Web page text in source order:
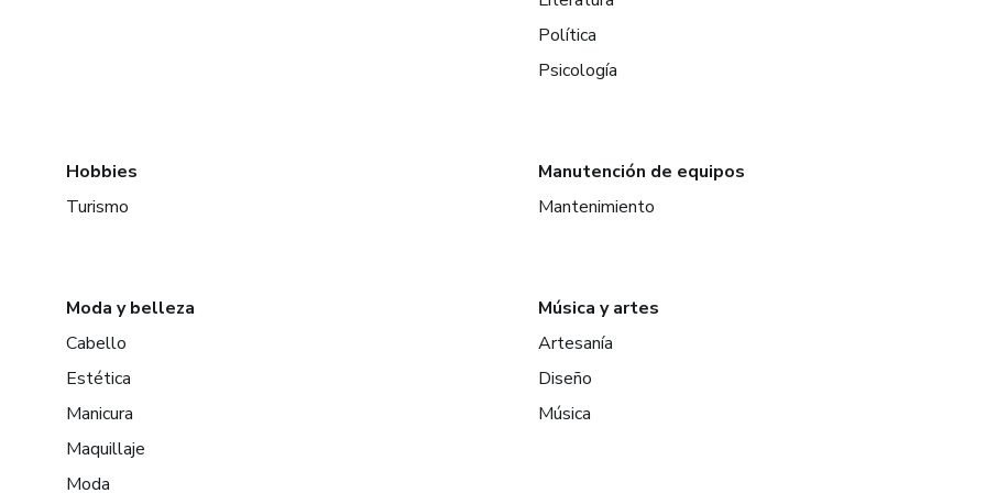
Política
Psicología
Hobbies
Turismo
Manutención de equipos
Mantenimiento
Moda y belleza
Cabello
Estética
Manicura
Maquillaje
Moda
Música y artes
Artesanía
Diseño
Música